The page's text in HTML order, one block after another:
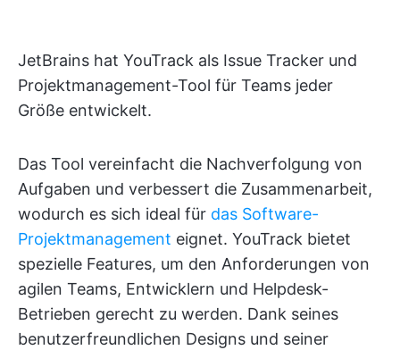
JetBrains hat YouTrack als Issue Tracker und
Projektmanagement-Tool für Teams jeder
Größe entwickelt.
Das Tool vereinfacht die Nachverfolgung von
Aufgaben und verbessert die Zusammenarbeit,
wodurch es sich ideal für das Software-
Projektmanagement eignet. YouTrack bietet
spezielle Features, um den Anforderungen von
agilen Teams, Entwicklern und Helpdesk-
Betrieben gerecht zu werden. Dank seines
benutzerfreundlichen Designs und seiner